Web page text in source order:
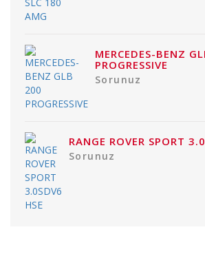
MERCEDES-BENZ
PROGRESSIVE
Sorunuz
RANGE ROVER SPORT
Sorunuz